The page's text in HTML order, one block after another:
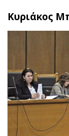
Κυριάκος